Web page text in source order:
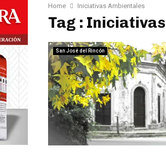
Home Iniciativas Ambientales
Tag :
San José del Rincón